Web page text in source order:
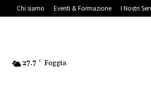
Chi siamo Eventi & Formazione I Nostri
27.7 C Foggia